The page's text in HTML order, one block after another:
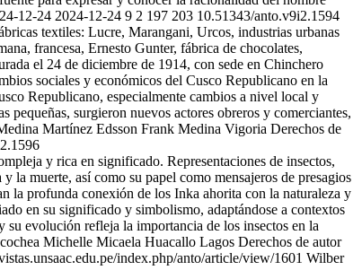
12-24 2024-12-24 9 2 197 203 10.51343/anto.v9i2.1594
textiles: Lucre, Marangani, Urcos, industrias urbanas
francesa, Ernesto Gunter, fábrica de chocolates,
el 24 de diciembre de 1914, con sede en Chinchero
sociales y económicos del Cusco Republicano en la
Republicano, especialmente cambios a nivel local y
surgieron nuevos actores obreros y comerciantes,
Martínez Edsson Frank Medina Vigoria Derechos de
y rica en significado. Representaciones de insectos,
la muerte, así como su papel como mensajeros de presagios
la profunda conexión de los Inka ahorita con la naturaleza y
en su significado y simbolismo, adaptándose a contextos
evolución refleja la importancia de los insectos en la
Michelle Micaela Huacallo Lagos Derechos de autor
index.php/anto/article/view/1601 Wilber